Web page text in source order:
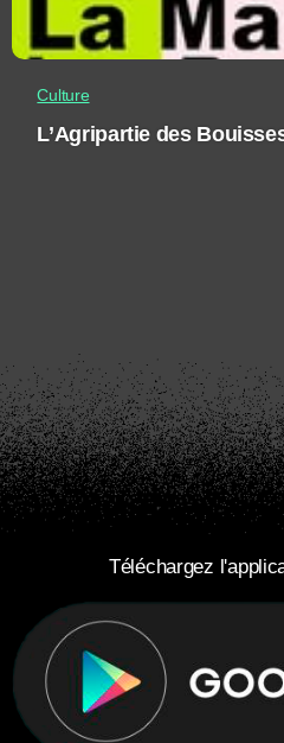
Culture
L’Agripartie des
Téléchargez